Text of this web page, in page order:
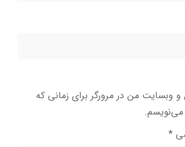
و وبسایت من در مرورگر برای زمانی که
می‌نویسم.
*